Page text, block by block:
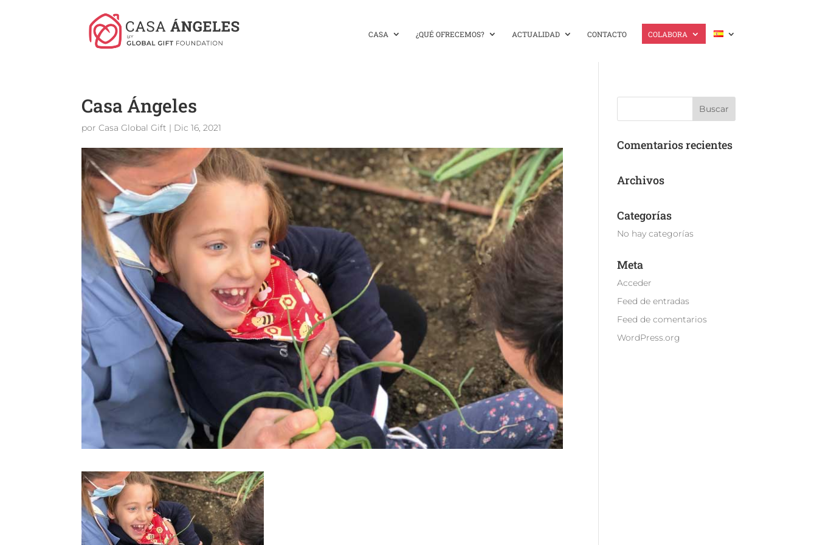
CASA ¿QUÉ OFRECEMOS? ACTUALIDAD CONTACTO COLABORA
Casa Ángeles
porCasa Global Gift | Dic 16, 2021
Comentarios recientes
Archivos
Categorías
No hay categorías
Meta
Acceder
Feed de entradas
Feed de comentarios
WordPress.org